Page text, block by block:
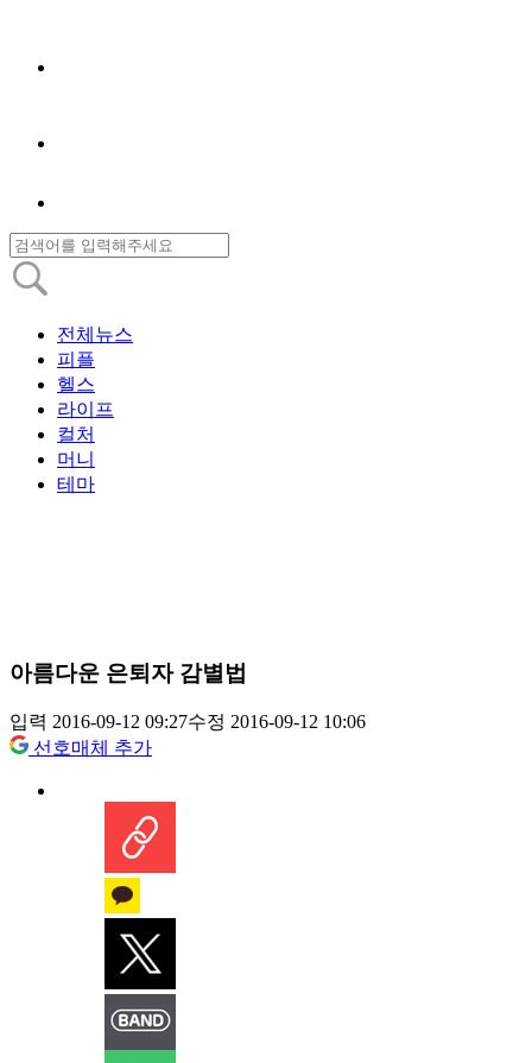
전체뉴스
피플
헬스
라이프
컬처
머니
테마
아름다운 은퇴자 감별법
입력 2016-09-12 09:27수정 2016-09-12 10:06
선호매체 추가